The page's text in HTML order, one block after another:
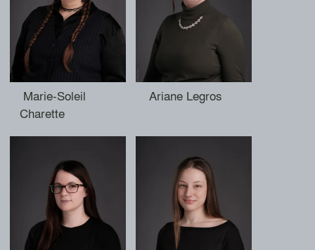
Marie-Soleil
Charette
Ariane Legros